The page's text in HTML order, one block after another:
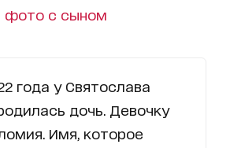
фото с сыном
года у Святослава
дочь. Девочку
Имя, которое